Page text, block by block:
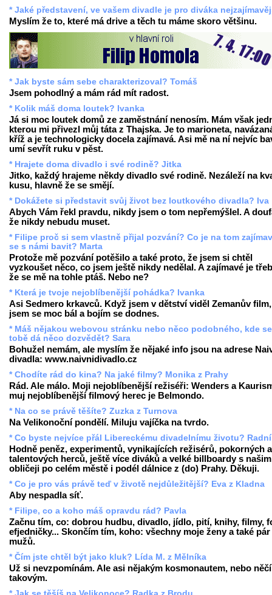
* Jaké představení, ve vašem divadle je pro diváka
Myslím že to, které má drive a těch tu máme skoro většinu.
* Jak byste sám sebe charakterizoval? Tomáš
Jsem pohodlný a mám rád mít radost.
* Kolik máš doma loutek? Ivanka
Já si moc loutek domů ze zaměstnání nenosím. Mám však
kterou mi přivezl můj táta z Thajska. Je to marioneta,
kříž a je technologicky docela zajímavá. Asi mě na ní nejvíc
umí sevřít ruku v pěst.
* Hrajete doma divadlo i své rodině? Jitka
Jitko, každý hrajeme někdy divadlo své rodině. Nezáleží na
kusu, hlavně že se smějí.
* Dokážete si představit svůj život bez loutkového divadla? Iva
Abych Vám řekl pravdu, nikdy jsem o tom nepřemýšlel. A
že nikdy nebudu muset.
* Filipe proč si sem vlastně přijal pozvání? Co je na tom
se s námi bavit? Marta
Protože mě pozvání potěšilo a také proto, že jsem si chtěl
vyzkoušet něco, co jsem ještě nikdy nedělal. A zajímavé je
že se mě na tohle ptáš. Nebo ne?
* Která je tvoje nejoblíbenější pohádka? Ivanka
Asi Sedmero krkavců. Když jsem v dětství viděl Zemanův
jsem se moc bál a bojím se dodnes.
* Máš nějakou webovou stránku nebo něco podobného, kde
tobě dá něco dozvědět? Sara
Bohužel nemám, ale myslím že nějaké info jsou na adrese
divadla: www.naivnidivadlo.cz
* Chodíte rád do kina? Na jaké filmy? Monika z Prahy
Rád. Ale málo. Moji nejoblíbenější režiséři: Wenders a
muj nejoblíbenější filmový herec je Belmondo.
* Na co se právě těšíte? Zuzka z Turnova
Na Velikonoční pondělí. Miluju vajíčka na tvrdo.
* Co byste nejvíce přál Libereckému divadelnímu životu? Radní
Hodně peněz, experimentů, vynikajících režisérů, pokorných a
talentových herců, ještě více diváků a velké billboardy s
obličeji po celém městě i podél dálnice z (do) Prahy. Děkuji.
* Co je pro vás právě teď v životě nejdůležitější? Eva z Kladna
Aby nespadla síť.
* Filipe, co a koho máš opravdu rád? Pavla
Začnu tím, co: dobrou hudbu, divadlo, jídlo, pití, knihy, filmy,
efjedničky... Skončím tím, koho: všechny moje ženy a také pár
mužů.
* Čím jste chtěl být jako kluk? Lída M. z Mělníka
Už si nevzpomínám. Ale asi nějakým kosmonautem, nebo
takovým.